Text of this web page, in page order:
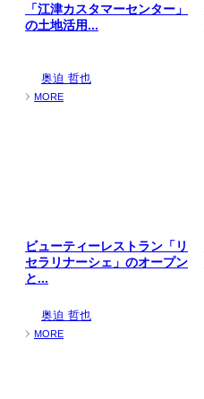
「江津カスタマーセンター」
の土地活用...
奥迫 哲也
MORE
ビューティーレストラン「リ
セラリナーシェ」のオープン
と...
奥迫 哲也
MORE